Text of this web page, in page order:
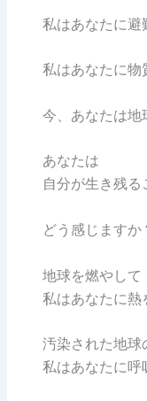
私はあなたに避
私はあなたに物
今、あなたは地
あなたは
自分が生き残
どう感じますか
地球を燃やして
私はあなたに熱
汚染された地球
私はあなたに呼